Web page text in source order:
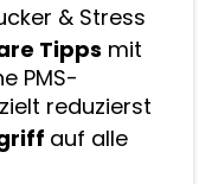
& Stress
Tipps mit
PMS-
reduzierst
auf alle